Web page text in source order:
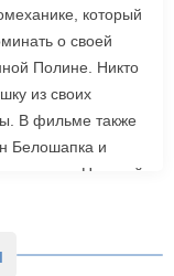
который
о своей
Полине. Никто
из своих
В фильме также
Белошапка и
выступил Николай